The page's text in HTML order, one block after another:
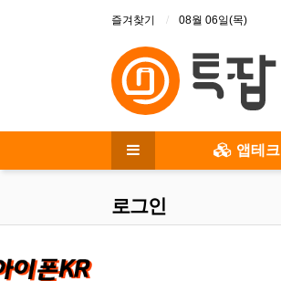
즐겨찾기 08월 06일(목)
앱테크
로그인